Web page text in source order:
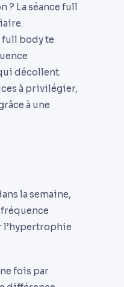
? La séance full
body te
décollent.
à privilégier,
à une
la semaine,
l’hypertrophie
fois par